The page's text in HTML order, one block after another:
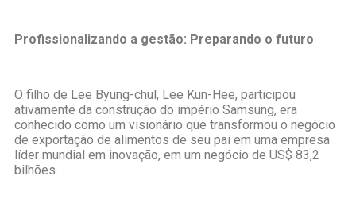
Profissionalizando a gestão: Preparando o futuro
O filho de Lee Byung-chul, Lee Kun-Hee, participou
ativamente da construção do império Samsung, era
conhecido como um visionário que transformou o negócio
de exportação de alimentos de seu pai em uma empresa
líder mundial em inovação, em um negócio de US$ 83,2
bilhões.